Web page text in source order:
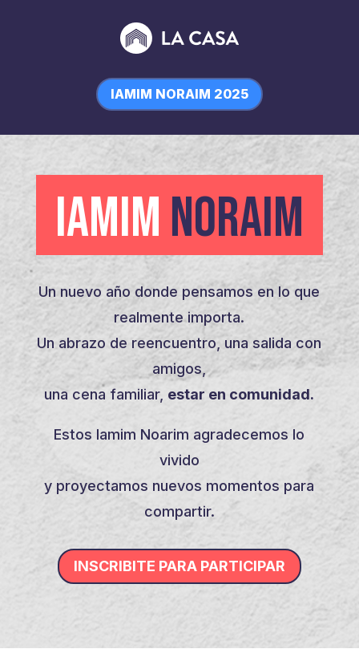
IAMIM NORAIM 2025
IAMIM NORAIM
Un nuevo año donde pensamos en lo que
realmente importa.
Un abrazo de reencuentro, una salida con
amigos,
una cena familiar, estar en comunidad.
Estos Iamim Noarim agradecemos lo
vivido
y proyectamos nuevos momentos para
compartir.
INSCRIBITE PARA PARTICIPAR